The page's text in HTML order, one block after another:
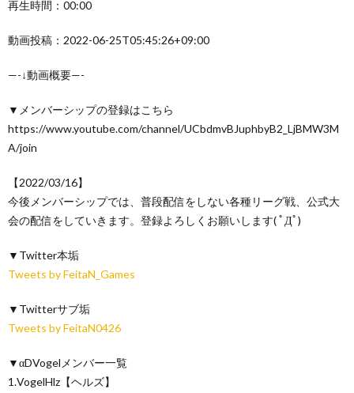
再生時間：00:00
動画投稿：2022-06-25T05:45:26+09:00
—-↓動画概要—-
▼メンバーシップの登録はこちら
https://www.youtube.com/channel/UCbdmvBJuphbyB2_LjBMW3M
A/join
【2022/03/16】
今後メンバーシップでは、普段配信をしない各種リーグ戦、公式大
会の配信をしていきます。登録よろしくお願いします( ﾟДﾟ)
▼Twitter本垢
Tweets by FeitaN_Games
▼Twitterサブ垢
Tweets by FeitaN0426
▼αDVogelメンバー一覧
1.VogelHlz【ヘルズ】